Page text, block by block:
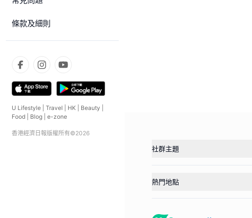
條款及細則
U Lifestyle Travel HK Beauty
Food
Blog e-zone
香港經濟日報版權所有©2026
社群主題
熱門地點